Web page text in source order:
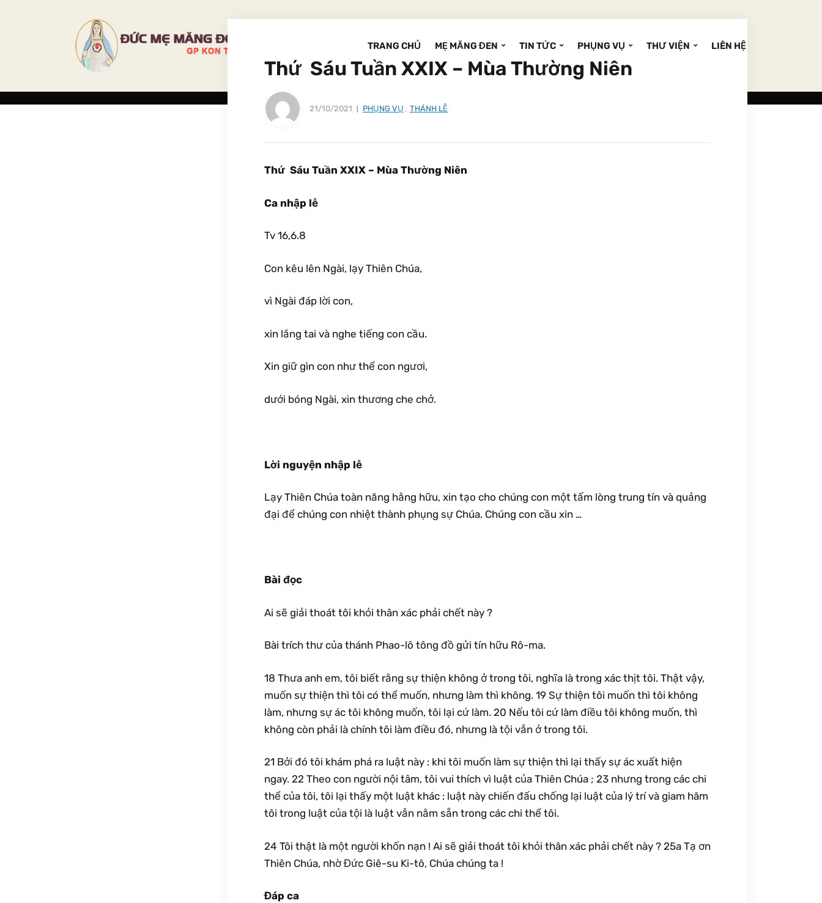
TRANG CHỦ MẸ MĂNG ĐEN TIN TỨC PHỤNG VỤ THƯ VIỆN LIÊN HỆ
Thứ Sáu Tuần XXIX – Mùa Thường Niên
21/10/2021 PHỤNG VỤ , THÁNH LỄ
Thứ Sáu Tuần XXIX – Mùa Thường Niên
Ca nhập lễ
Tv 16,6.8
Con kêu lên Ngài, lạy Thiên Chúa,
vì Ngài đáp lời con,
xin lắng tai và nghe tiếng con cầu.
Xin giữ gìn con như thể con ngươi,
dưới bóng Ngài, xin thương che chở.
Lời nguyện nhập lễ
Lạy Thiên Chúa toàn năng hằng hữu, xin tạo cho chúng con một tấm lòng trung tín và quảng
đại để chúng con nhiệt thành phụng sự Chúa. Chúng con cầu xin …
Bài đọc
Ai sẽ giải thoát tôi khỏi thân xác phải chết này ?
Bài trích thư của thánh Phao-lô tông đồ gửi tín hữu Rô-ma.
18 Thưa anh em, tôi biết rằng sự thiện không ở trong tôi, nghĩa là trong xác thịt tôi. Thật vậy,
muốn sự thiện thì tôi có thể muốn, nhưng làm thì không. 19 Sự thiện tôi muốn thì tôi không
làm, nhưng sự ác tôi không muốn, tôi lại cứ làm. 20 Nếu tôi cứ làm điều tôi không muốn, thì
không còn phải là chính tôi làm điều đó, nhưng là tội vẫn ở trong tôi.
21 Bởi đó tôi khám phá ra luật này : khi tôi muốn làm sự thiện thì lại thấy sự ác xuất hiện
ngay. 22 Theo con người nội tâm, tôi vui thích vì luật của Thiên Chúa ; 23 nhưng trong các chi
thể của tôi, tôi lại thấy một luật khác : luật này chiến đấu chống lại luật của lý trí và giam hãm
tôi trong luật của tội là luật vẫn nằm sẵn trong các chi thể tôi.
24 Tôi thật là một người khốn nạn ! Ai sẽ giải thoát tôi khỏi thân xác phải chết này ? 25a Tạ ơn
Thiên Chúa, nhờ Đức Giê-su Ki-tô, Chúa chúng ta !
Đáp ca